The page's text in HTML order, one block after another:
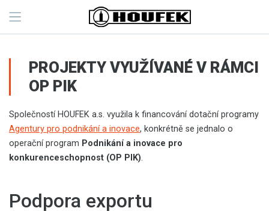
PROJEKTY VYUŽÍVANÉ V RÁMCI
OP PIK
Společností HOUFEK a.s. využila k financování dotační programy
Agentury pro podnikání a inovace, konkrétně se jednalo o
operační program Podnikání a inovace pro
konkurenceschopnost (OP PIK).
Podpora exportu